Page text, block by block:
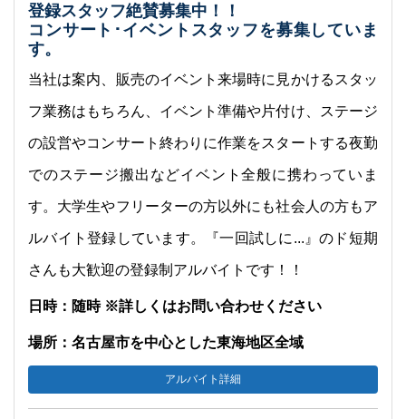
登録スタッフ絶賛募集中！！
コンサート･イベントスタッフを募集していま
す。
当社は案内、販売のイベント来場時に見かけるスタッ
フ業務はもちろん、イベント準備や片付け、ステージ
の設営やコンサート終わりに作業をスタートする夜勤
でのステージ搬出などイベント全般に携わっていま
す。大学生やフリーターの方以外にも社会人の方もア
ルバイト登録しています。『一回試しに...』のド短期
さんも大歓迎の登録制アルバイトです！！
日時：随時 ※詳しくはお問い合わせください
場所：名古屋市を中心とした東海地区全域
アルバイト詳細